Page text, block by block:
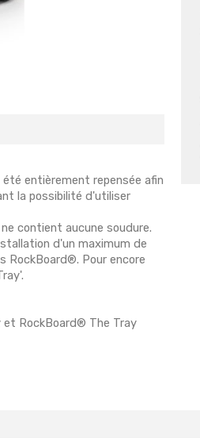
entièrement repensée afin
la possibilité d'utiliser
contient aucune soudure.
d'un maximum de
RockBoard®. Pour encore
et RockBoard® The Tray